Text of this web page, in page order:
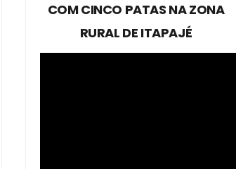
COM CINCO PATAS NA ZONA
RURAL DE ITAPAJÉ